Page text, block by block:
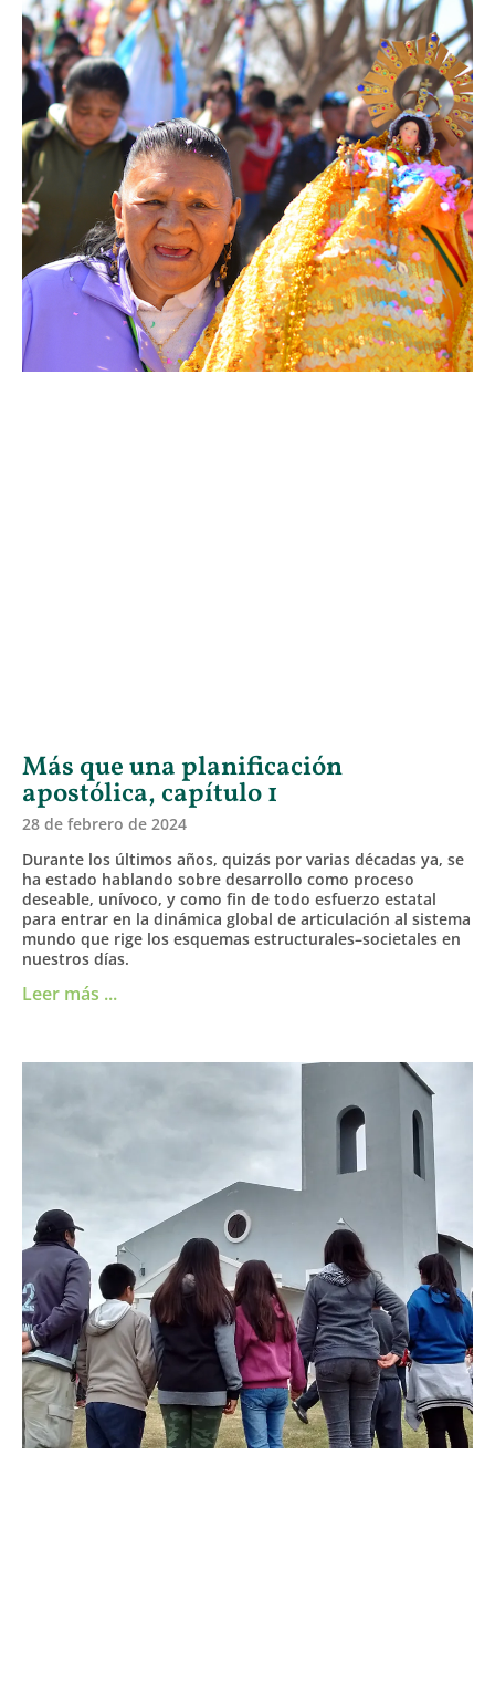
Más que una planificación
apostólica, capítulo 1
28 de febrero de 2024
Durante los últimos años, quizás por varias décadas ya, se
ha estado hablando sobre desarrollo como proceso
deseable, unívoco, y como fin de todo esfuerzo estatal
para entrar en la dinámica global de articulación al sistema
mundo que rige los esquemas estructurales–societales en
nuestros días.
Leer más ...